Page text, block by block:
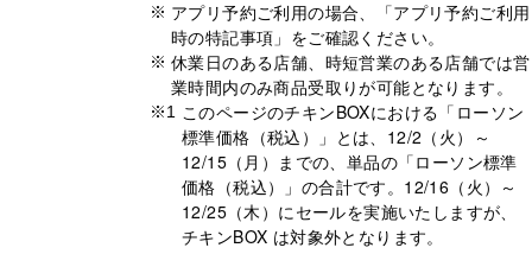
アプリ予約ご利用の場合、「アプリ予約ご利用
時の特記事項」をご確認ください。
休業日のある店舗、時短営業のある店舗では営
業時間内のみ商品受取りが可能となります。
※1 このページのチキンBOXにおける「ローソン
標準価格（税込）」とは、12/2（火）～
12/15（月）までの、単品の「ローソン標準
価格（税込）」の合計です。12/16（火）～
12/25（木）にセールを実施いたしますが、
チキンBOX は対象外となります。